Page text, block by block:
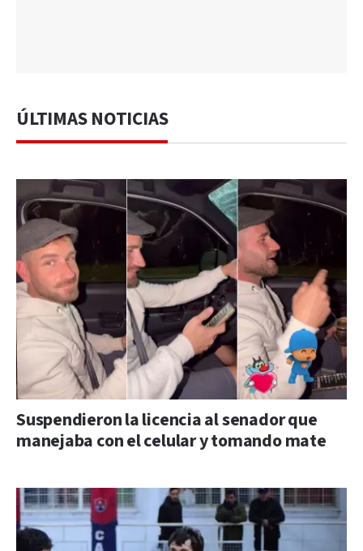
ÚLTIMAS NOTICIAS
Suspendieron la licencia al senador que
manejaba con el celular y tomando mate